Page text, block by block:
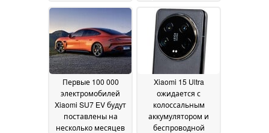
July 2024
30 July 2024
Первые 100 000
электромобилей
Xiaomi SU7 EV будут
поставлены на
несколько месяцев
Xiaomi 15 Ultra
ожидается с
колоссальным
аккумулятором и
беспроводной